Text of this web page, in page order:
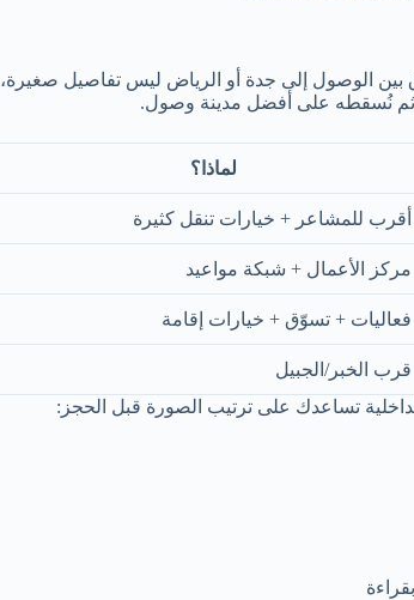
بين الوصول إلى جدة أو الرياض ليس تفاصيل صغيرة،
ثم نُسقطه على أفضل مدينة وصول.
لماذا؟
أقرب للمشاعر + خيارات تنقل كثيرة
مركز الأعمال + شبكة مواعيد
فعاليات + تسوّق + خيارات إقامة
قرب الخبر/الجبيل
تساعدك على ترتيب الصورة قبل الحجز: